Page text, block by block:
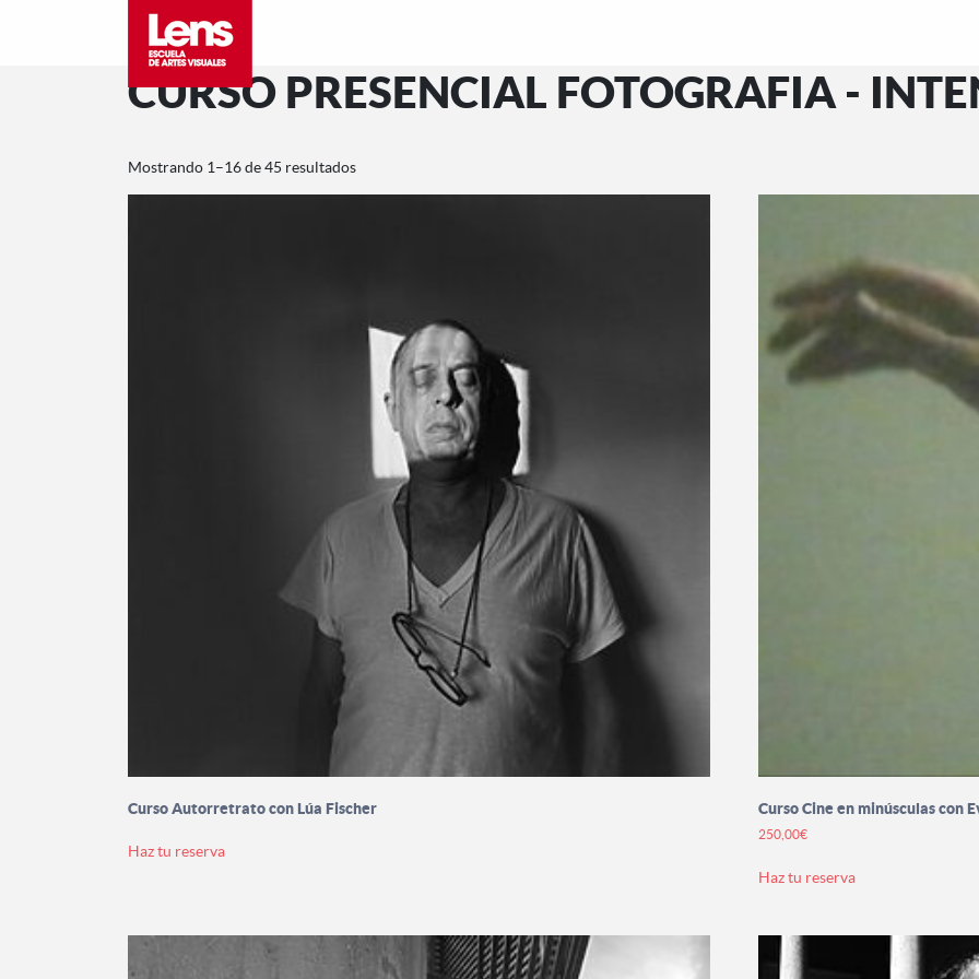
CURSO PRESENCIAL FOTOGRAFIA -
Mostrando 1–16 de 45 resultados
Curso Autorretrato con Lúa Fischer
Haz tu reserva
Curso Cine en minúsculas con
250,00€
Haz tu reservaproducto